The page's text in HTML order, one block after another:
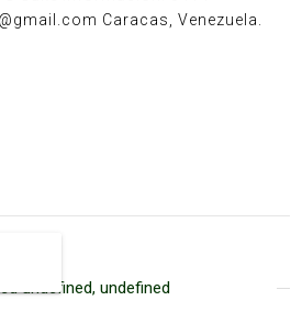
Caracas, Venezuela.
undefined, undefined